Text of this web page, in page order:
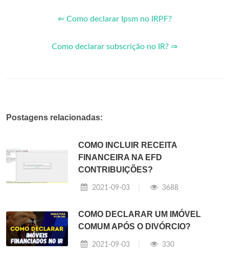
⇐ Como declarar Ipsm no IRPF?
Como declarar subscrição no IR? ⇒
Postagens relacionadas:
COMO INCLUIR RECEITA
FINANCEIRA NA EFD
CONTRIBUIÇÕES?
2021-09-03 3688
COMO DECLARAR UM IMÓVEL
COMUM APÓS O DIVÓRCIO?
2021-09-03 330